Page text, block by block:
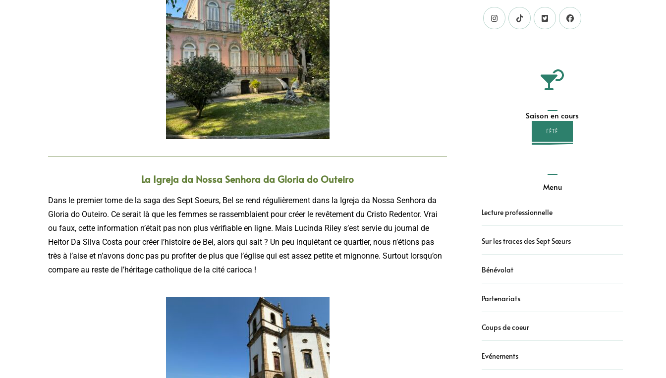
La Igreja da Nossa Senhora da Gloria do Outeiro
Dans le premier tome de la saga des Sept Soeurs, Bel se rend régulièrement dans la Igreja da Nossa Senhora da
Gloria do Outeiro. Ce serait là que les femmes se rassemblaient pour créer le revêtement du Cristo Redentor. Vrai
ou faux, cette information n’était pas non plus vérifiable en ligne. Mais Lucinda Riley s’est servie du journal de
Heitor Da Silva Costa pour créer l’histoire de Bel, alors qui sait ? Un peu inquiétant ce quartier, nous n’étions pas
très à l’aise et n’avons donc pas pu profiter de plus que l’église qui est assez petite et mignonne. Surtout lorsqu’on
compare au reste de l’héritage catholique de la cité carioca !
Saison en cours
L'ÉTÉ
Menu
Lecture professionnelle
Sur les traces des Sept Sœurs
Bénévolat
Partenariats
Coups de coeur
Evénements